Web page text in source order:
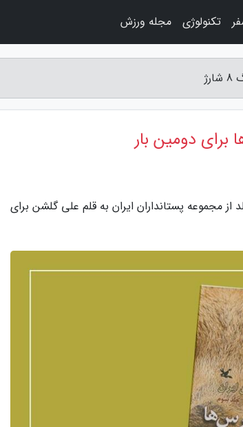
دومین بار
جلد از مجموعه پستانداران ایران به قلم علی گلشن برای
تکنولوژی مجله ورزش